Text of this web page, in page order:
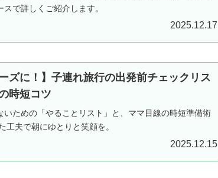
で詳しくご紹介します。
2025.12.17
ズに！】子連れ旅行の出発前チェックリス
時短コツ
いための「やることリスト」と、ママ目線の時短準備術
工夫で朝にゆとりと笑顔を。
2025.12.15